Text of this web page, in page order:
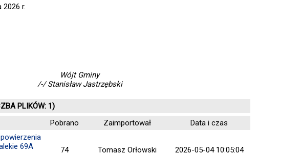
2026 r.
Wójt Gminy
/-/ Stanisław Jastrzębski
PLIKÓW: 1)
Pobrano Zaimportował
Data i czas
69A
74 Tomasz Orłowski 2026-05-04 10:05:04